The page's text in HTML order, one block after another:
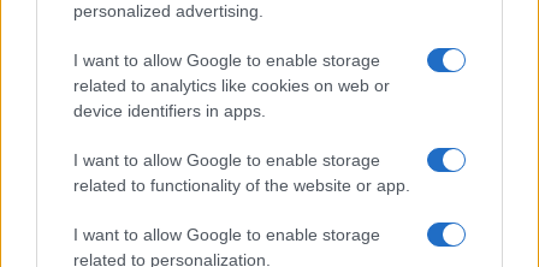
personalized advertising.
I want to allow Google to enable storage
related to analytics like cookies on web or
device identifiers in apps.
I want to allow Google to enable storage
related to functionality of the website or app.
I want to allow Google to enable storage
related to personalization.
Ricevi le nostre ultime news
daGoogle News